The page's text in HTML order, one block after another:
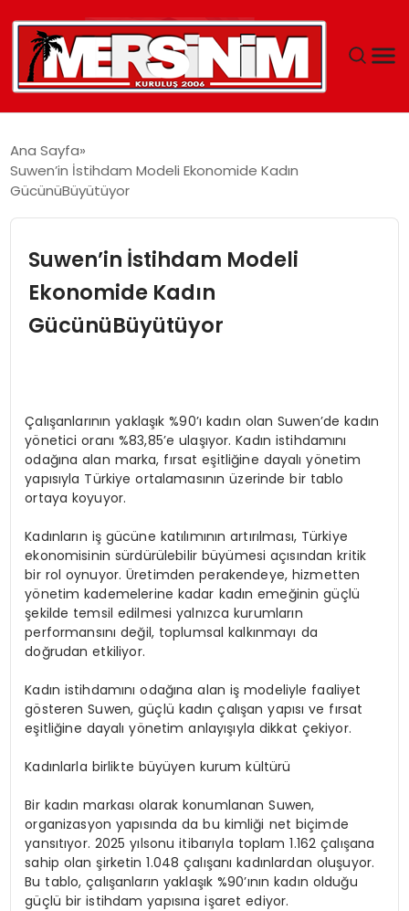
YAŞAM
EĞITIM
EKONOMI
MAGAZIN
OTOMOBIL
Ana Sayfa
Suwen’in İstihdam Modeli Ekonomide Kadın
GücünüBüyütüyor
Suwen’in İstihdam Modeli
Ekonomide Kadın
GücünüBüyütüyor
Çalışanlarının yaklaşık %90’ı kadın olanSuwen’de kadın
yönetici oranı %83,85’e ulaşıyor. Kadın istihdamını
odağına alan marka, fırsat eşitliğine dayalı yönetim
yapısıyla Türkiye ortalamasının üzerinde bir tablo
ortaya koyuyor.
Kadınların iş gücüne katılımının artırılması, Türkiye
ekonomisinin sürdürülebilir büyümesi açısından kritik
bir rol oynuyor. Üretimden perakendeye, hizmetten
yönetim kademelerine kadar kadın emeğinin güçlü
şekilde temsil edilmesi yalnızca kurumların
performansını değil, toplumsal kalkınmayı da
doğrudan etkiliyor.
Kadın istihdamını odağına alan iş modeliyle faaliyet
gösteren Suwen, güçlü kadın çalışan yapısı ve fırsat
eşitliğine dayalı yönetim anlayışıyla dikkat çekiyor.
Kadınlarla birlikte büyüyen kurum kültürü
Bir kadın markası olarak konumlanan Suwen,
organizasyon yapısında da bu kimliği net biçimde
yansıtıyor. 2025 yılsonu itibarıyla toplam 1.162 çalışana
sahip olan şirketin 1.048 çalışanı kadınlardan oluşuyor.
Bu tablo, çalışanların yaklaşık %90’ının kadın olduğu
güçlü bir istihdam yapısına işaret ediyor.